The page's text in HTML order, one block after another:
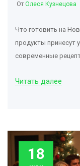
От Олеся Кузнецова
Что готовить на
продукты принесут
современные
Читать далее
18